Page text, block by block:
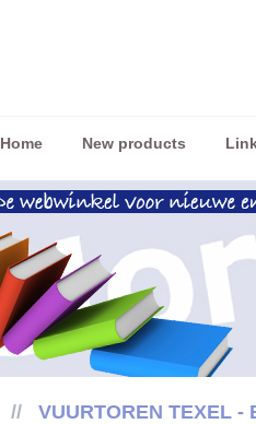
Home New products
// VUURTOREN TEXEL -